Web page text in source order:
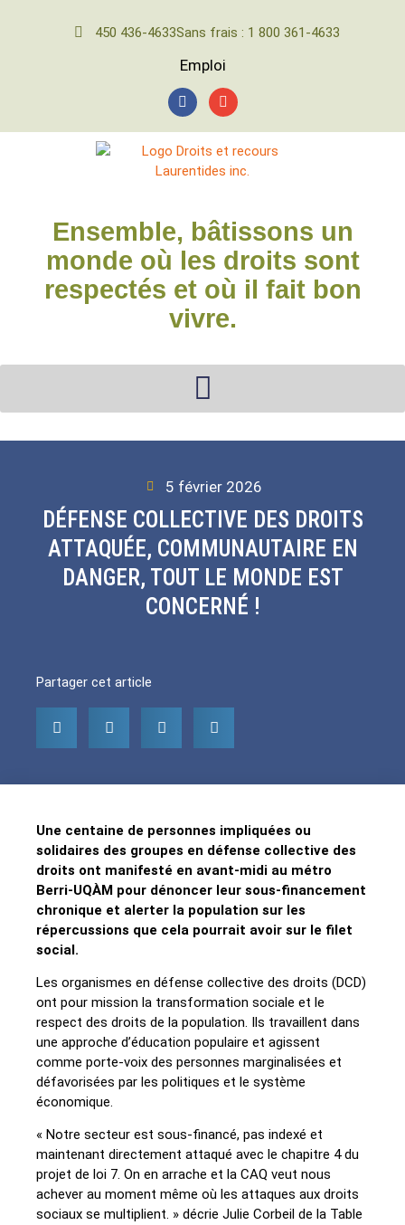
450 436-4633Sans frais : 1 800 361-4633
Emploi
Ensemble, bâtissons un
monde où les droits sont
respectés et où il fait bon
vivre.
5 février 2026
DÉFENSE COLLECTIVE DES DROITS
ATTAQUÉE, COMMUNAUTAIRE EN
DANGER, TOUT LE MONDE EST
CONCERNÉ !
Partager cet article
Une centaine de personnes impliquées ou
solidaires des groupes en défense collective des
droits ont manifesté en avant-midi au métro
Berri-UQÀM pour dénoncer leur sous-financement
chronique et alerter la population sur les
répercussions que cela pourrait avoir sur le filet
social.
Les organismes en défense collective des droits (DCD)
ont pour mission la transformation sociale et le
respect des droits de la population. Ils travaillent dans
une approche d’éducation populaire et agissent
comme porte-voix des personnes marginalisées et
défavorisées par les politiques et le système
économique.
« Notre secteur est sous-financé, pas indexé et
maintenant directement attaqué avec le chapitre 4 du
projet de loi 7. On en arrache et la CAQ veut nous
achever au moment même où les attaques aux droits
sociaux se multiplient. » décrie Julie Corbeil de la Table